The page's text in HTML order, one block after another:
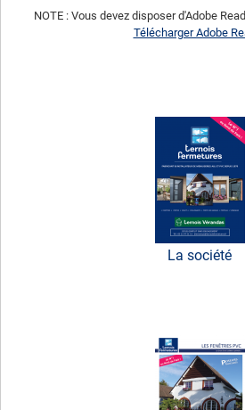
NOTE : Vous devez disposer d'Adobe
Télécharger Adobe
La société